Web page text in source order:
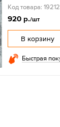
Код товара:
920 р./шт
В корзину
Быстрая